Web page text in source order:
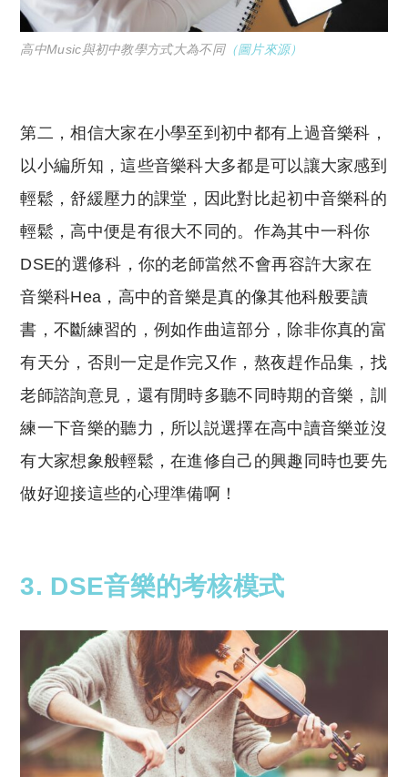
高中Music與初中教學方式大為不同（圖片來源）
第二，相信大家在小學至到初中都有上過音樂科，
以小編所知，這些音樂科大多都是可以讓大家感到
輕鬆，舒緩壓力的課堂，因此對比起初中音樂科的
輕鬆，高中便是有很大不同的。作為其中一科你
DSE的選修科，你的老師當然不會再容許大家在
音樂科Hea，高中的音樂是真的像其他科般要讀
書，不斷練習的，例如作曲這部分，除非你真的富
有天分，否則一定是作完又作，熬夜趕作品集，找
老師諮詢意見，還有閒時多聽不同時期的音樂，訓
練一下音樂的聽力，所以説選擇在高中讀音樂並沒
有大家想象般輕鬆，在進修自己的興趣同時也要先
做好迎接這些的心理準備啊！
3. DSE音樂的考核模式